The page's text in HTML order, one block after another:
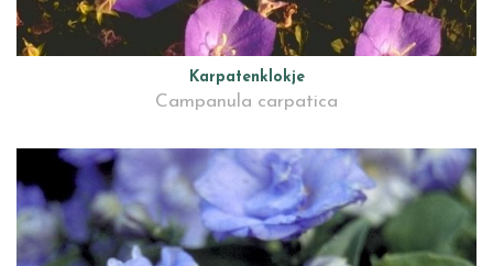
Karpatenklokje
Campanula carpatica